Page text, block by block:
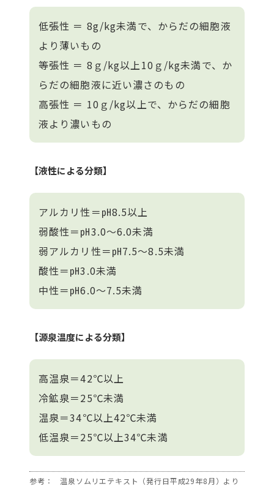
低張性 ＝ 8g/kg未満で、からだの細胞液
より薄いもの
等張性 ＝ 8ｇ/kg以上10ｇ/kg未満で、か
らだの細胞液に近い濃さのもの
高張性 ＝ 10ｇ/kg以上で、からだの細胞
液より濃いもの
【液性による分類】
アルカリ性＝㏗8.5以上
弱酸性＝㏗3.0～6.0未満
弱アルカリ性＝㏗7.5～8.5未満
酸性＝㏗3.0未満
中性＝㏗6.0～7.5未満
【源泉温度による分類】
高温泉＝42℃以上
冷鉱泉＝25℃未満
温泉＝34℃以上42℃未満
低温泉＝25℃以上34℃未満
参考： 温泉ソムリエテキスト（発行日平成29年8月）より